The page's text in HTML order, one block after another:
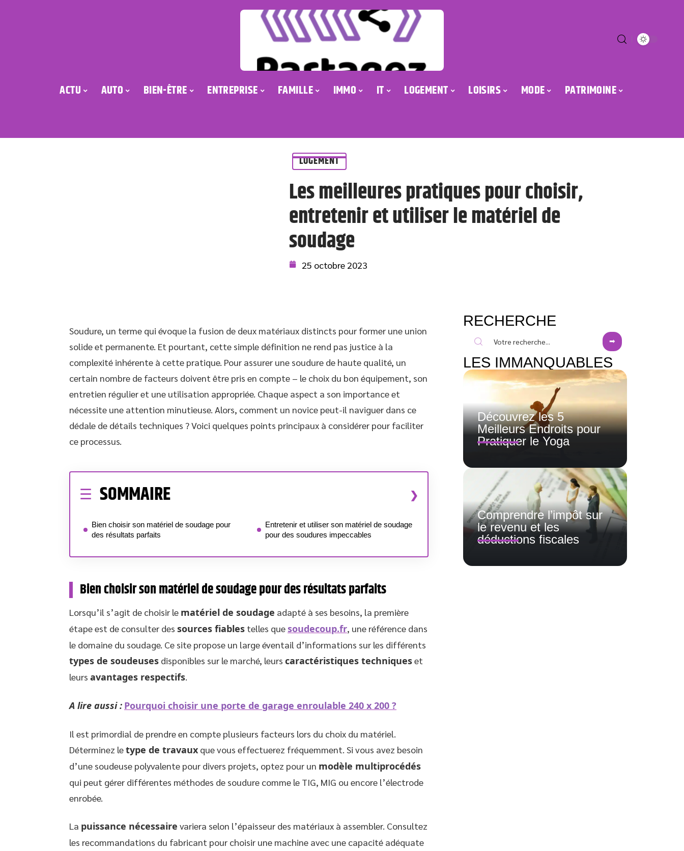
ACTU AUTO BIEN-ÊTRE ENTREPRISE FAMILLE IMMO IT LOGEMENT LOISIRS MODE PATRIMOINE
LOGEMENT
Les meilleures pratiques pour choisir,
entretenir et utiliser le matériel de
soudage
25 octobre 2023
Soudure, un terme qui évoque la fusion de deux matériaux distincts pour former une union
solide et permanente. Et pourtant, cette simple définition ne rend pas justice à la
complexité inhérente à cette pratique. Pour assurer une soudure de haute qualité, un
certain nombre de facteurs doivent être pris en compte – le choix du bon équipement, son
entretien régulier et une utilisation appropriée. Chaque aspect a son importance et
nécessite une attention minutieuse. Alors, comment un novice peut-il naviguer dans ce
dédale de détails techniques ? Voici quelques points principaux à considérer pour faciliter
ce processus.
SOMMAIRE
Bien choisir son matériel de soudage pour
des résultats parfaits
Entretenir et utiliser son matériel de soudage
pour des soudures impeccables
Bien choisir son matériel de soudage pour des résultats parfaits
Lorsqu’il s’agit de choisir le matériel de soudage adapté à ses besoins, la première
étape est de consulter des sources fiables telles quesoudecoup.fr, une référence dans
le domaine du soudage. Ce site propose un large éventail d’informations sur les différents
types de soudeuses disponibles sur le marché, leurs caractéristiques techniqueset
leurs avantages respectifs
A lire aussi : Pourquoi choisir une porte de garage enroulable 240 x 200 ?
Il est primordial de prendre en compte plusieurs facteurs lors du choix du matériel.
Déterminez letype de travaux que vous effectuerez fréquemment. Si vous avez besoin
d’une soudeuse polyvalente pour divers projets, optez pour un modèle multiprocédés
qui peut gérer différentes méthodes de soudure comme le TIG, MIG ou encore l’électrode
enrobée.
La puissance nécessaire variera selon l’épaisseur des matériaux à assembler. Consultez
les recommandations du fabricant pour choisir une machine avec une capacité adéquate
RECHERCHE
LES IMMANQUABLES
Découvrez les 5
Meilleurs Endroits pour
Pratiquer le Yoga
Comprendre l’impôt sur
le revenu et les
déductions fiscales